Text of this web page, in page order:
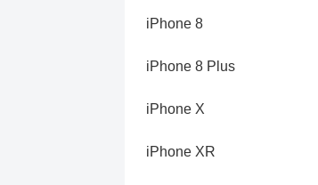
iPhone 8
iPhone 8 Plus
iPhone X
iPhone XR